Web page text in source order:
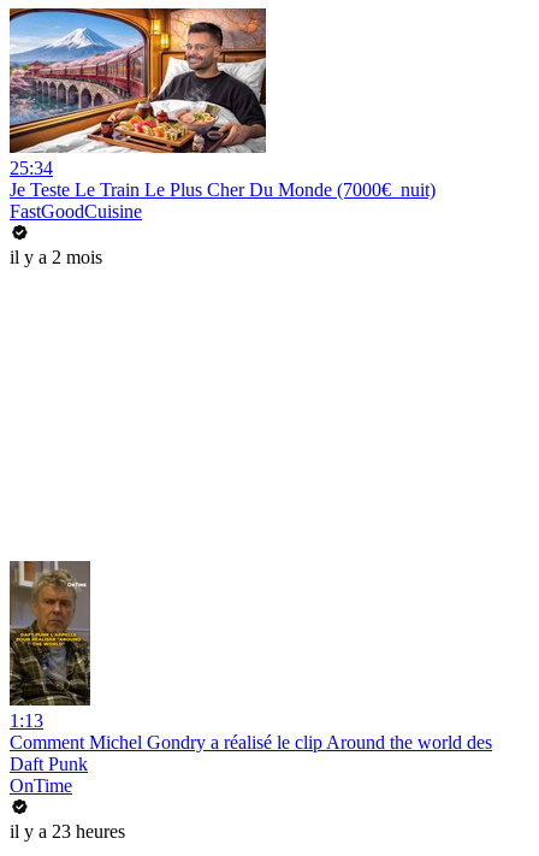
25:34
Je Teste Le Train Le Plus Cher Du Monde (7000€_nuit)
FastGoodCuisine
il y a 2 mois
1:13
Comment Michel Gondry a réalisé le clip Around the world des
Daft Punk
OnTime
il y a 23 heures